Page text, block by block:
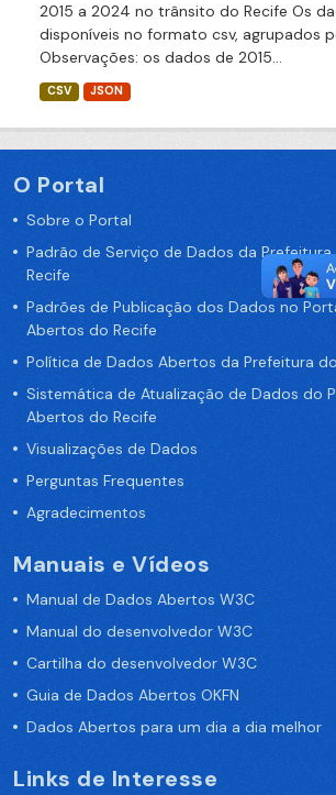
2015 a 2024 no trânsito do Recife Os
disponíveis no formato csv, agrupados
Observações: os dados de 2015...
CSV JSON
O Portal
Sobre o Portal
Padrão de Serviço de Dados da
Recife
Padrões de Publicação dos Dados no
Abertos do Recife
Política de Dados Abertos da Prefeitura
Sistemática de Atualização de Dados do
Abertos do Recife
Visualizações de Dados
Perguntas Frequentes
Agradecimentos
Manuais e Vídeos
Manual de Dados Abertos W3C
Manual do desenvolvedor W3C
Cartilha do desenvolvedor W3C
Guia de Dados Abertos OKFN
Dados Abertos para um dia a dia melhor
Links de Interesse